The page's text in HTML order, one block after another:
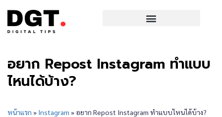
อยาก Repost Instagram ทำแบบ
ไหนได้บ้าง?
หน้าแรก » Instagram » อยาก Repost Instagram ทำแบบไหนได้บ้าง?